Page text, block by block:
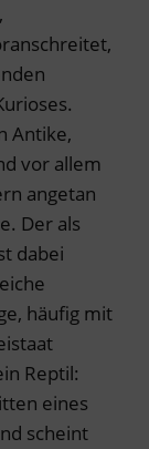
Antike,
vor allem
angetan
Der als
dabei
häufig mit
Reptil:
eines
scheint